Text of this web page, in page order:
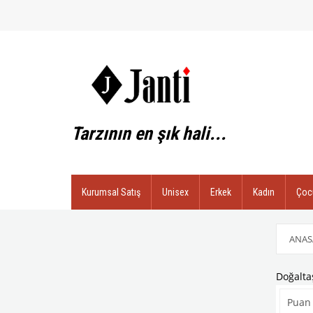
Tarzının en şık hali...
Kurumsal Satış Unisex Erkek Kadın
Puan